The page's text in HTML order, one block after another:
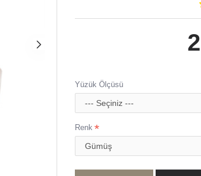
El işçiliği ile ustalarımız
En geç 2 iş gününde kargoya
Yüzük Ölçüsü
Renk